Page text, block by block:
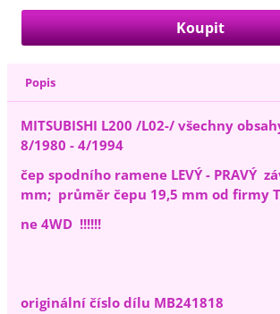
Popis
MITSUBISHI L200 /L02-/ všechny
8/1980 - 4/1994
čep spodního ramene LEVÝ - PRAVÝ
mm; průměr čepu 19,5 mm od firmy
ne 4WD !!!!!!
originální číslo dílu MB241818